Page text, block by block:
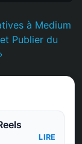
à Medium
Publier du
LIRE